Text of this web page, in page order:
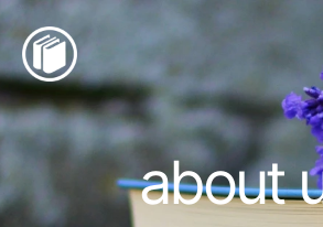
콘
츠
로
너
뛰
about